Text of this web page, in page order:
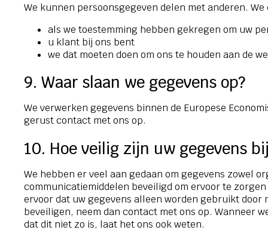
We kunnen persoonsgegeven delen met anderen.
als we toestemming hebben gekregen om uw
u klant bij ons bent
we dat moeten doen om ons te houden aan de
9. Waar slaan we gegevens op?
We verwerken gegevens binnen de Europese
gerust contact met ons op.
10. Hoe veilig zijn uw gegevens
We hebben er veel aan gedaan om gegevens zowel
communicatiemiddelen beveiligd om ervoor te
ervoor dat uw gegevens alleen worden gebruikt door
beveiligen, neem dan contact met ons op. Wanneer
dat dit niet zo is, laat het ons ook weten.